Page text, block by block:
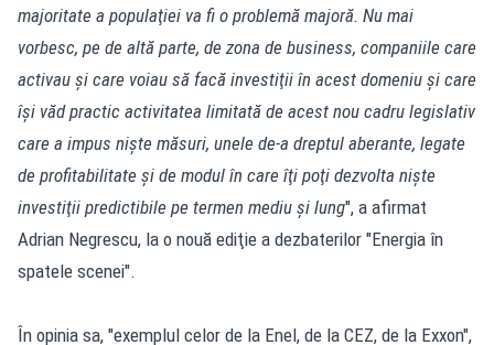
majoritate a populaţiei va fi o problemă majoră. Nu mai
vorbesc, pe de altă parte, de zona de business, companiile care
activau şi care voiau să facă investiţii în acest domeniu şi care
îşi văd practic activitatea limitată de acest nou cadru legislativ
care a impus nişte măsuri, unele de-a dreptul aberante, legate
de profitabilitate şi de modul în care îţi poţi dezvolta nişte
investiţii predictibile pe termen mediu şi lung", a afirmat
Adrian Negrescu, la o nouă ediţie a dezbaterilor "Energia în
spatele scenei".
În opinia sa, "exemplul celor de la Enel, de la CEZ, de la Exxon",